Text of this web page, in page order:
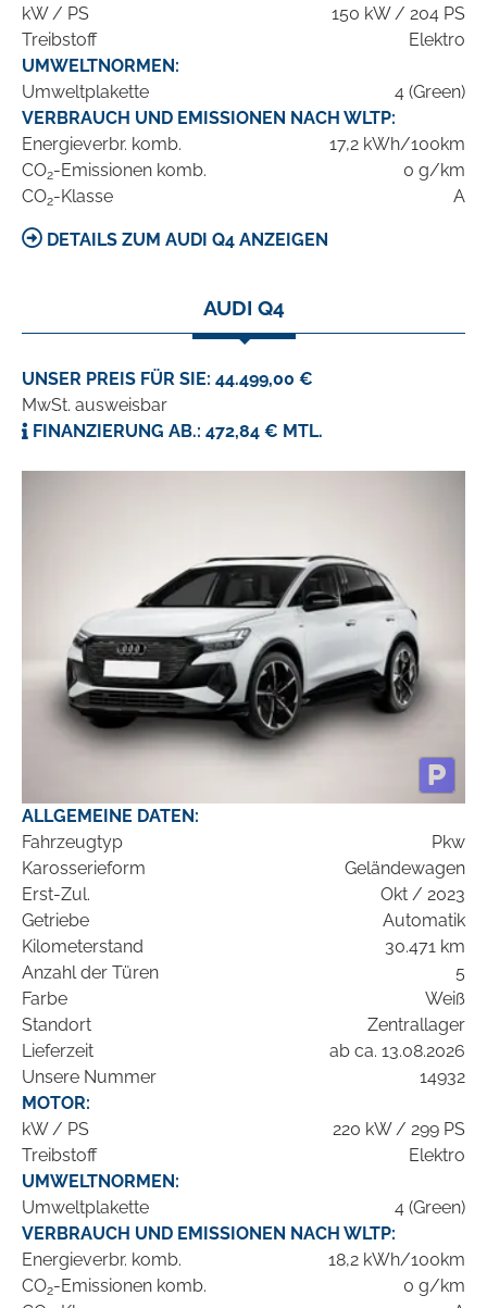
kW / PS
150 kW / 204 PS
Treibstoff
Elektro
UMWELTNORMEN:
Umweltplakette
4 (Green)
VERBRAUCH UND EMISSIONEN NACH WLTP:
Energieverbr. komb.
17,2 kWh/100km
CO2-Emissionen komb.
0 g/km
CO2-Klasse A
DETAILS ZUM AUDI Q4 ANZEIGEN
AUDI Q4
UNSER PREIS FÜR SIE: 44.499,00 €
MwSt. ausweisbar
FINANZIERUNG AB.: 472,84 € MTL.
ALLGEMEINE DATEN:
Fahrzeugtyp
Pkw
Karosserieform
Geländewagen
Erst-Zul.
Okt / 2023
Getriebe
Automatik
Kilometerstand
30.471 km
Anzahl der Türen
5
Farbe
Weiß
Standort
Zentrallager
Lieferzeit
ab ca. 13.08.2026
Unsere Nummer
14932
MOTOR:
kW / PS
220 kW / 299 PS
Treibstoff
Elektro
UMWELTNORMEN:
Umweltplakette
4 (Green)
VERBRAUCH UND EMISSIONEN NACH WLTP:
Energieverbr. komb.
18,2 kWh/100km
CO2-Emissionen komb.
0 g/km